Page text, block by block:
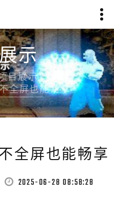
示
目展示
全屏也能畅享
全屏也能畅享
2025-06-28 08:58:28